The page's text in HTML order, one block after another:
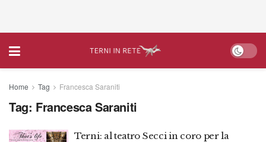
Home Tag Francesca Saraniti
Tag: Francesca Saraniti
Terni: al teatro Secci in coro per la